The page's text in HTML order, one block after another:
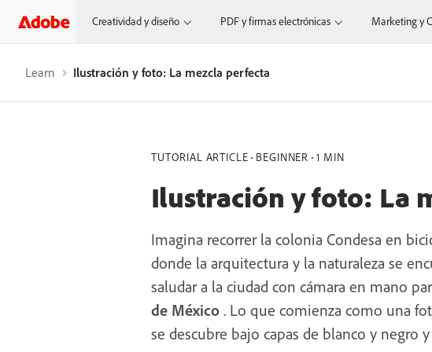
Creatividad y diseño PDF y firmas electrónicas Marketing y
Learn Ilustración y foto: La mezcla perfecta
TUTORIAL ARTICLE BEGINNER 1 MIN
Ilustración y foto: La
Imagina recorrer la colonia Condesa en
donde la arquitectura y la naturaleza se
saludar a la ciudad con cámara en mano
de México . Lo que comienza como una
se descubre bajo capas de blanco y negro